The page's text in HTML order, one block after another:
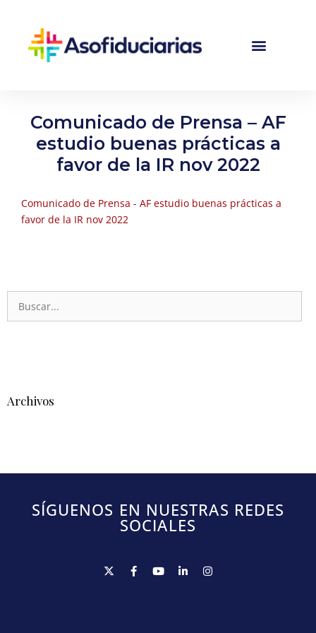
Comunicado de Prensa – AF
estudio buenas prácticas a
favor de la IR nov 2022
Comunicado de Prensa - AF estudio buenas prácticas a
favor de la IR nov 2022
Archivos
SÍGUENOS EN NUESTRAS REDES
SOCIALES